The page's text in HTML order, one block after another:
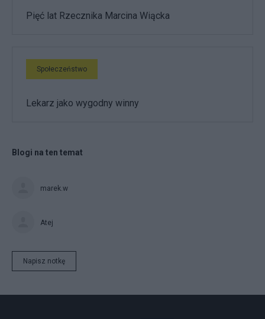
Pięć lat Rzecznika Marcina Wiącka
Społeczeństwo
Lekarz jako wygodny winny
Blogi na ten temat
marek.w
Atej
Napisz notkę